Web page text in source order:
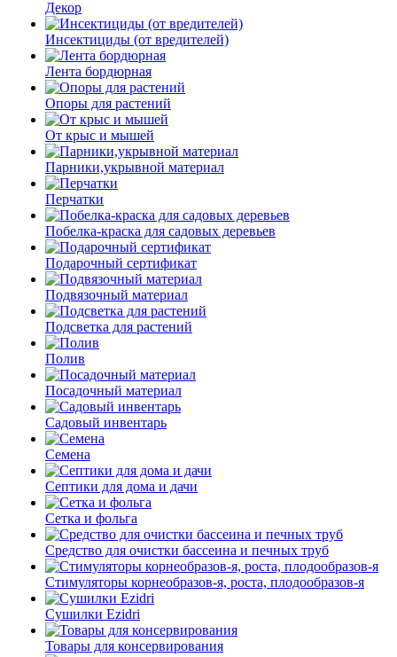
Декор
Инсектициды (от вредителей)
Лента бордюрная
Опоры для растений
От крыс и мышей
Парники,укрывной материал
Перчатки
Побелка-краска для садовых деревьев
Подарочный сертификат
Подвязочный материал
Подсветка для растений
Полив
Посадочный материал
Садовый инвентарь
Семена
Септики для дома и дачи
Сетка и фольга
Средство для очистки бассеина и печных труб
Стимуляторы корнеобразов-я, роста, плодообразов-я
Сушилки Ezidri
Товары для консервирования